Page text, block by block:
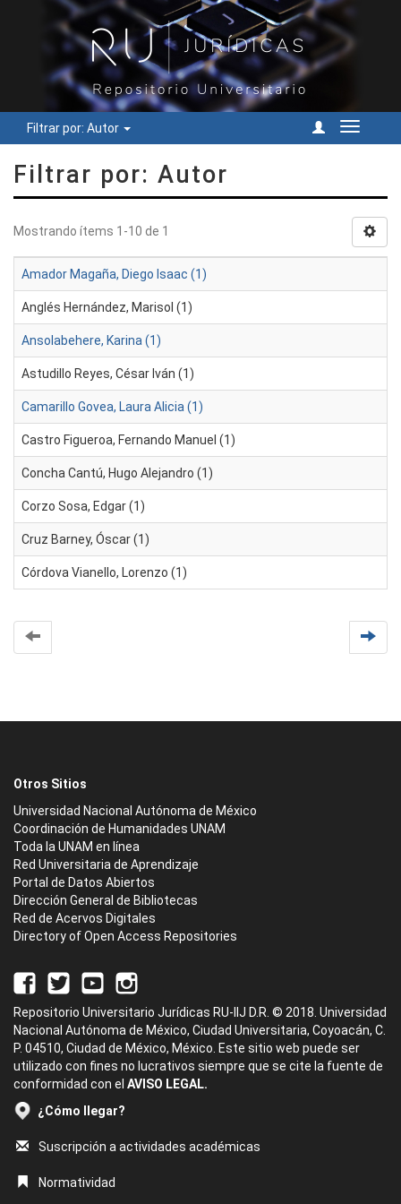
Filtrar por: Autor
Cambiar
Filtrar por: Autor
Mostrando ítems 1-10 de 1
Amador Magaña, Diego Isaac (1)
Anglés Hernández, Marisol (1)
Ansolabehere, Karina (1)
Astudillo Reyes, César Iván (1)
Camarillo Govea, Laura Alicia (1)
Castro Figueroa, Fernando Manuel (1)
Concha Cantú, Hugo Alejandro (1)
Corzo Sosa, Edgar (1)
Cruz Barney, Óscar (1)
Córdova Vianello, Lorenzo (1)
Otros Sitios
Universidad Nacional Autónoma de México
Coordinación de Humanidades UNAM
Toda la UNAM en línea
Red Universitaria de Aprendizaje
Portal de Datos Abiertos
Dirección General de Bibliotecas
Red de Acervos Digitales
Directory of Open Access Repositories
Repositorio Universitario Jurídicas RU-IIJ D.R. © 2018. Universidad
Nacional Autónoma de México, Ciudad Universitaria, Coyoacán, C.
P. 04510, Ciudad de México, México. Este sitio web puede ser
utilizado con fines no lucrativos siempre que se cite la fuente de
conformidad con el AVISO LEGAL.
¿Cómo llegar?
Suscripción a actividades académicas
Normatividad